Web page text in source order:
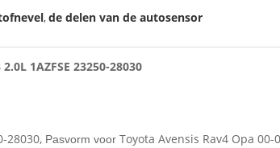
,de delen van de autosensor
1AZFSE 23250-28030
28030, Pasvorm voor Toyota Avensis Rav4 Opa 00-